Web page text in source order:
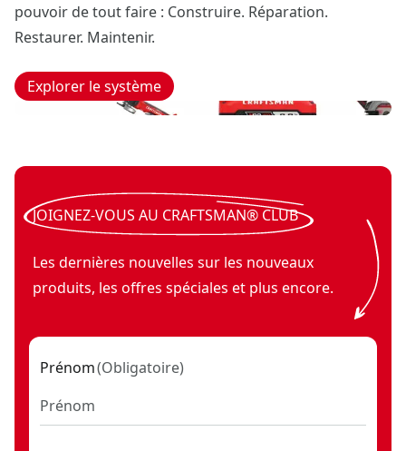
pouvoir de tout faire : Construire. Réparation.
Restaurer. Maintenir.
Explorer le système
JOIGNEZ-VOUS AU CRAFTSMAN® CLUB
Les dernières nouvelles sur les nouveaux
produits, les offres spéciales et plus encore.
Prénom(Obligatoire)